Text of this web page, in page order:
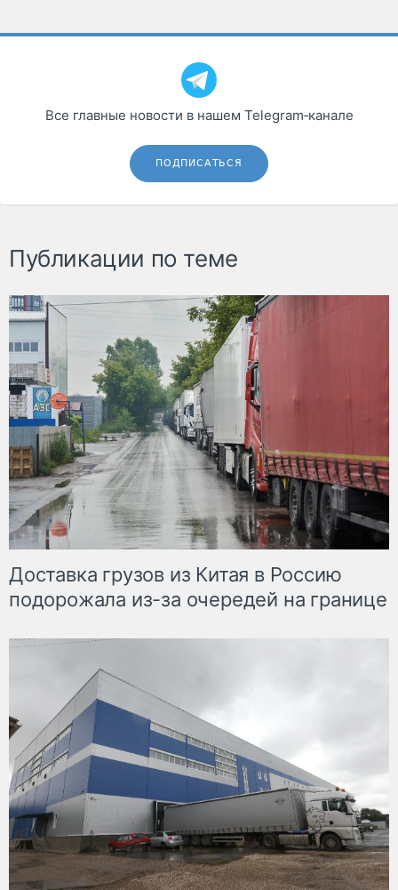
Все главные новости в нашем Telegram‑канале
ПОДПИСАТЬСЯ
Публикации по теме
Доставка грузов из Китая в Россию
подорожала из-за очередей на границе